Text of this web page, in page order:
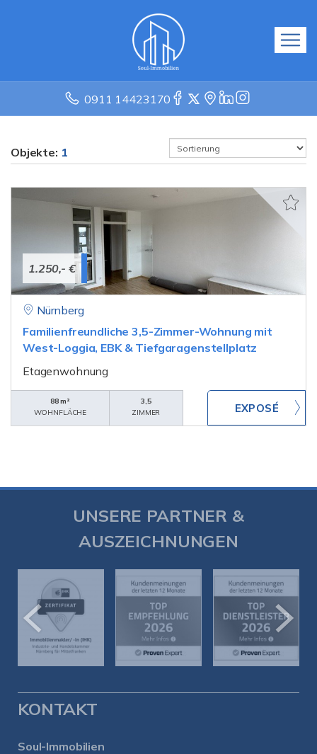
0911 14423170
Objekte: 1
1.250,- €
Nürnberg
Familienfreundliche 3,5-Zimmer-Wohnung mit
West-Loggia, EBK & Tiefgaragenstellplatz
Etagenwohnung
88 m²
WOHNFLÄCHE
3,5
ZIMMER
UNSERE PARTNER &
AUSZEICHNUNGEN
KONTAKT
Soul-Immobilien